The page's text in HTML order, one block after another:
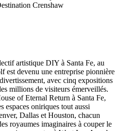
Crenshaw
artistique DIY à Santa Fe, au
devenu une entreprise pionnière
avec cinq expositions
millions de visiteurs émerveillés.
of Eternal Return à Santa Fe,
oniriques tout aussi
Dallas et Houston, chacun
royaumes imaginaires à couper le